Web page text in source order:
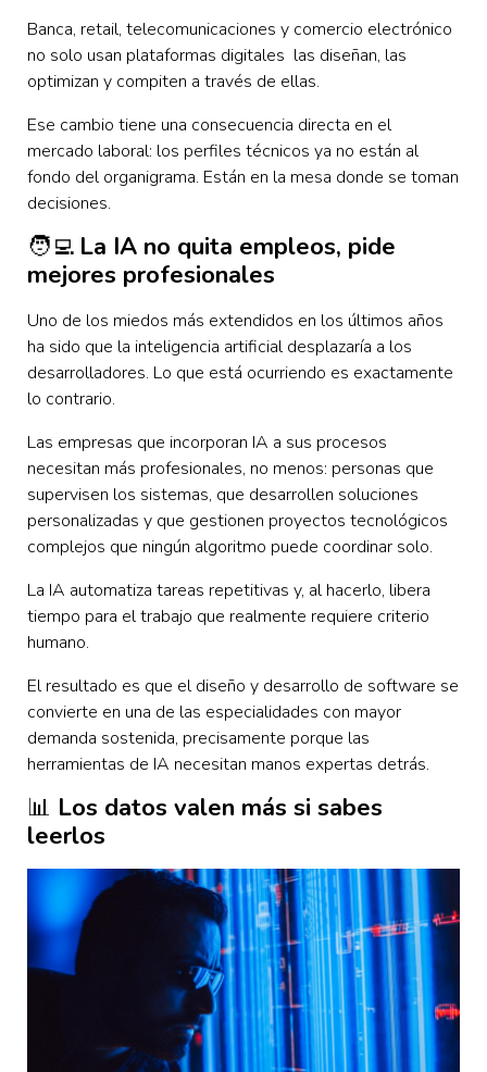
Banca, retail, telecomunicaciones y comercio electrónico
no solo usan plataformas digitales las diseñan, las
optimizan y compiten a través de ellas.
Ese cambio tiene una consecuencia directa en el
mercado laboral: los perfiles técnicos ya no están al
fondo del organigrama. Están en la mesa donde se toman
decisiones.
🧑‍💻 La IA no quita empleos, pide
mejores profesionales
Uno de los miedos más extendidos en los últimos años
ha sido que la inteligencia artificial desplazaría a los
desarrolladores. Lo que está ocurriendo es exactamente
lo contrario.
Las empresas que incorporan IA a sus procesos
necesitan más profesionales, no menos: personas que
supervisen los sistemas, que desarrollen soluciones
personalizadas y que gestionen proyectos tecnológicos
complejos que ningún algoritmo puede coordinar solo.
La IA automatiza tareas repetitivas y, al hacerlo, libera
tiempo para el trabajo que realmente requiere criterio
humano.
El resultado es que el diseño y desarrollo de software se
convierte en una de las especialidades con mayor
demanda sostenida, precisamente porque las
herramientas de IA necesitan manos expertas detrás.
📊 Los datos valen más si sabes
leerlos